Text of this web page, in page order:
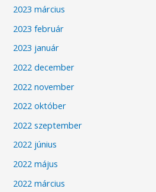
2023 március
2023 február
2023 január
2022 december
2022 november
2022 október
2022 szeptember
2022 június
2022 május
2022 március